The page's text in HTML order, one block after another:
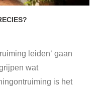
leiden‘ gaan
wat
is het